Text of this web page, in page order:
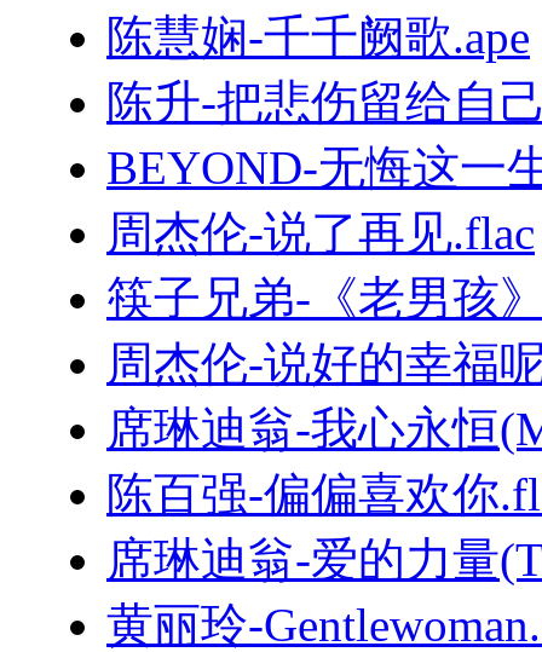
陈慧娴-千千阙歌.ape
陈升-把悲伤留给自
BEYOND-无悔这一
周杰伦-说了再见.flac
筷子兄弟-《老男孩
周杰伦-说好的幸福
席琳迪翁-我心永恒
陈百强-偏偏喜欢你
席琳迪翁-爱的力量
黄丽玲-